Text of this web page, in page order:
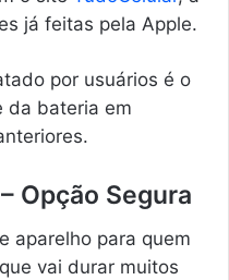
já feitas pela Apple.
por usuários é o
da bateria em
Opção Segura
aparelho para quem
vai durar muitos